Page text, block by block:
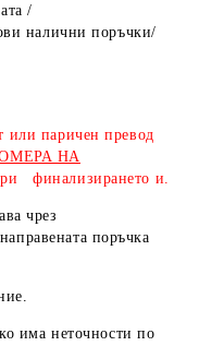
/
налични поръчки/
или паричен превод
НА
финализирането и.
чрез
поръчка
има неточности по